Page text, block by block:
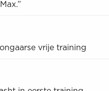
vrije training